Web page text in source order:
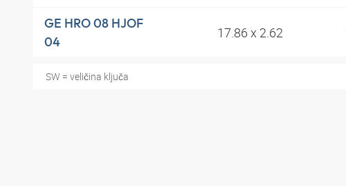
GE HRO 08 HJOF
04
17.86 x 2.62
SW = veličina ključa